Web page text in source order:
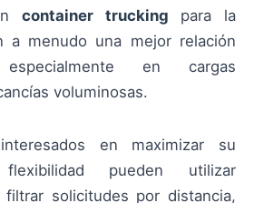
container trucking para la
a menudo una mejor relación
especialmente en cargas
voluminosas.
en maximizar su
pueden utilizar
filtrar solicitudes por distancia,